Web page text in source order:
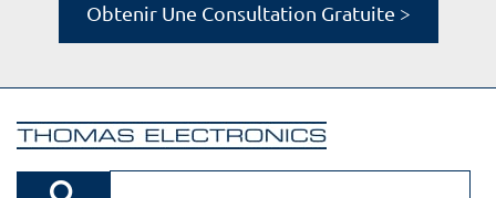
Obtenir Une Consultation Gratuite >